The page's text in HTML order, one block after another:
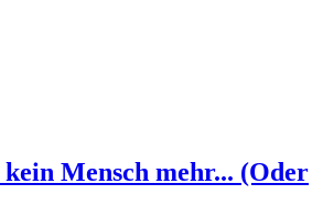
Mensch mehr... (Oder